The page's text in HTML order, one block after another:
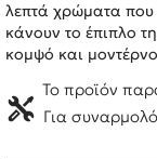
λεπτά χρώματα
κάνουν το έπιπλο
κομψό και
Το προϊόν
Για